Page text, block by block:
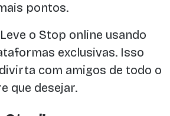
pontos.
Leve o Stop online usando
exclusivas. Isso
com amigos de todo o
que desejar.